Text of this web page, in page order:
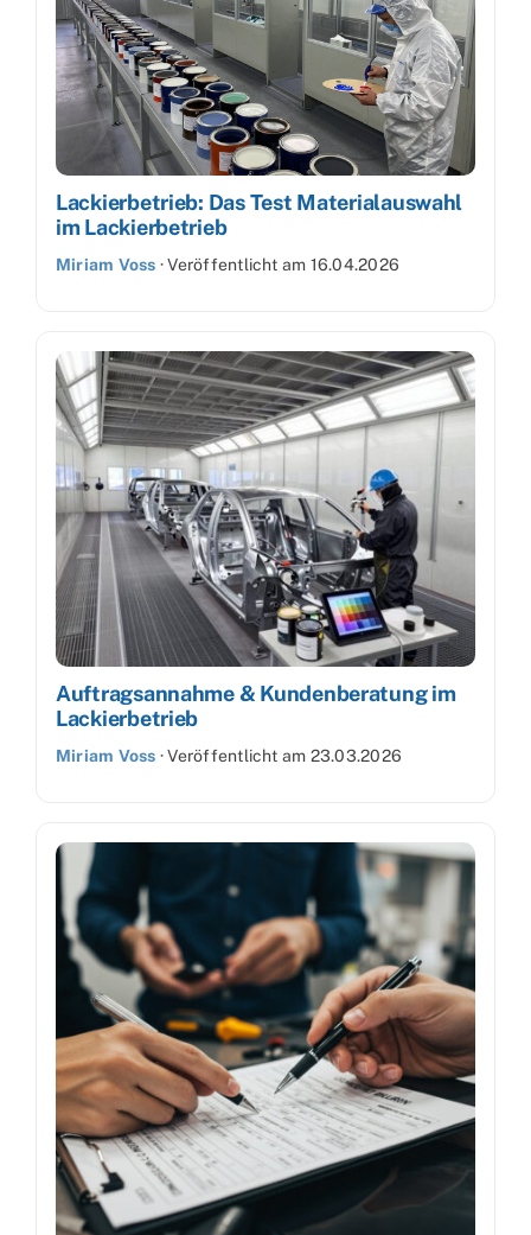
Lackierbetrieb: Das Test Materialauswahl
im Lackierbetrieb
Miriam Voss ·Veröffentlicht am 16.04.2026
Auftragsannahme & Kundenberatung im
Lackierbetrieb
Miriam Voss ·Veröffentlicht am 23.03.2026